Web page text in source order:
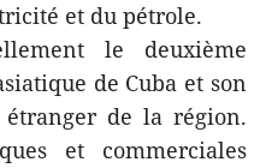
et du pétrole.
le deuxième
de Cuba et son
de la région.
et commerciales